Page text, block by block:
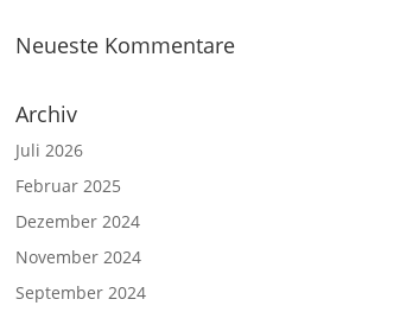
Neueste Kommentare
Archiv
Juli 2026
Februar 2025
Dezember 2024
November 2024
September 2024